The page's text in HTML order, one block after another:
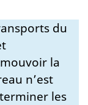
du
la
n’est
les